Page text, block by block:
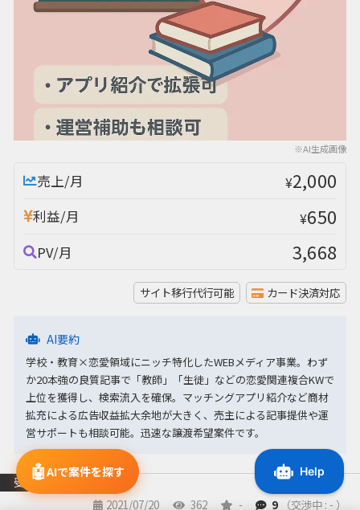
※AI生成画像
売上/月 ¥2,000
利益/月 ¥650
PV/月 3,668
サイト移行代行可能 カード決済対応
AI要約
学校・教育×恋愛領域にニッチ特化したWEBメディア事業。わず
か20本強の良質記事で「教師」「生徒」などの恋愛関連複合KWで
上位を獲得し、検索流入を確保。マッチングアプリ紹介など商材
拡充による広告収益拡大余地が大きく、売主による記事提供や運
営サポートも相談可能。迅速な譲渡希望案件です。
受付終了
2021/07/20
362 - 9 （交渉中 : - ）
🤖AIで案件を探す